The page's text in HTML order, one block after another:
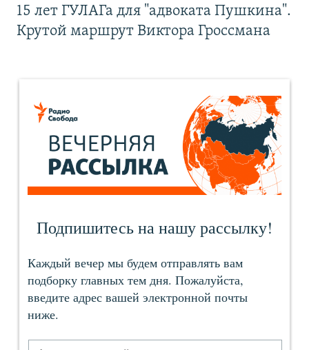
15 лет ГУЛАГа для "адвоката Пушкина".
Крутой маршрут Виктора Гроссмана